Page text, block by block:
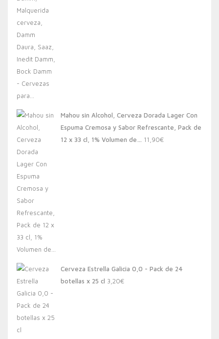
Mahou sin Alcohol, Cerveza Dorada Lager Con
Espuma Cremosa y Sabor Refrescante, Pack de
12 x 33 cl, 1% Volumen de… 11,90€
Cerveza Estrella Galicia 0,0 - Pack de 24
botellas x 25 cl 3,20€